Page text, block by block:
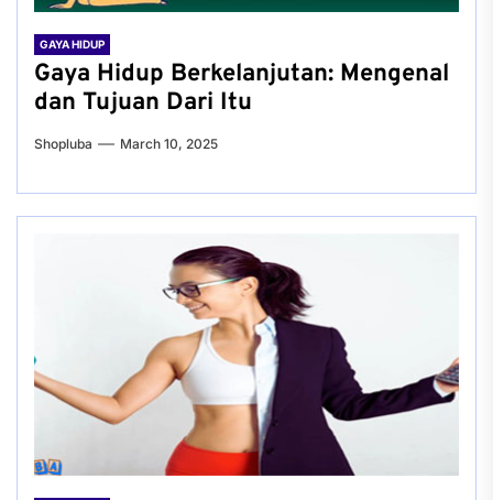
GAYA HIDUP
Gaya Hidup Berkelanjutan: Mengenal
dan Tujuan Dari Itu
Shopluba March 10, 2025